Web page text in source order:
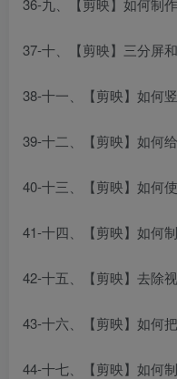
36-九、【剪映】如何制
37-十、【剪映】三分屏
38-十一、【剪映】如何
39-十二、【剪映】如何
40-十三、【剪映】如何
41-十四、【剪映】如何
42-十五、【剪映】去除
43-十六、【剪映】如何
44-十七、【剪映】如何